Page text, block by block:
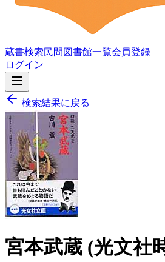
蔵書検索民間図書館一覧会員登録
ログイン
検索結果に戻る
宮本武蔵 (光文社